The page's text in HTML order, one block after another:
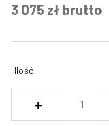
3 075 zł brutto
Ilość
+
Grot